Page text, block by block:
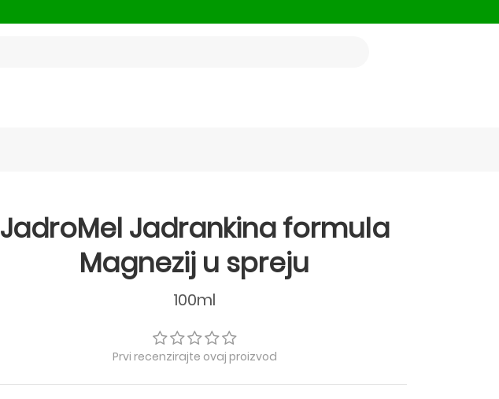
JadroMel Jadrankina formula
Magnezij u spreju
100ml
Prvi recenzirajte ovaj proizvod